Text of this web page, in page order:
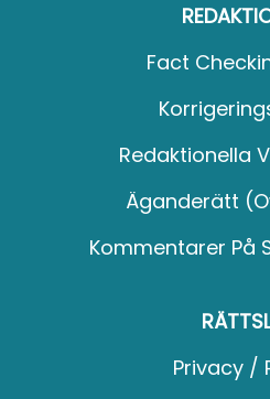
Fact
Redaktionella
Äganderätt
Kommentarer På
Privacy /